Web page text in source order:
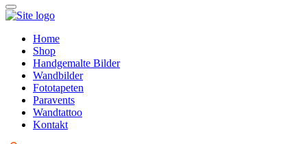
Home
Shop
Handgemalte Bilder
Wandbilder
Fototapeten
Paravents
Wandtattoo
Kontakt